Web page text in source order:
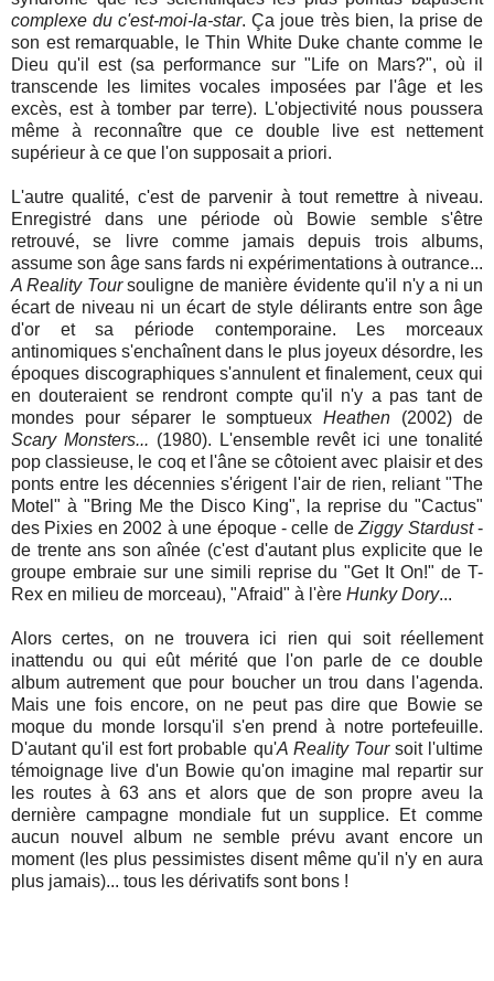
complexe du c'est-moi-la-star. Ça joue très bien, la prise de
son est remarquable, le Thin White Duke chante comme le
Dieu qu'il est (sa performance sur "Life on Mars?", où il
transcende les limites vocales imposées par l'âge et les
excès, est à tomber par terre). L'objectivité nous poussera
même à reconnaître que ce double live est nettement
supérieur à ce que l'on supposait a priori.
L'autre qualité, c'est de parvenir à tout remettre à niveau.
Enregistré dans une période où Bowie semble s'être
retrouvé, se livre comme jamais depuis trois albums,
assume son âge sans fards ni expérimentations à outrance...
A Reality Toursouligne de manière évidente qu'il n'y a ni un
écart de niveau ni un écart de style délirants entre son âge
d'or et sa période contemporaine. Les morceaux
antinomiques s'enchaînent dans le plus joyeux désordre, les
époques discographiques s'annulent et finalement, ceux qui
en douteraient se rendront compte qu'il n'y a pas tant de
mondes pour séparer le somptueuxHeathen (2002) de
Scary Monsters... (1980). L'ensemble revêt ici une tonalité
pop classieuse, le coq et l'âne se côtoient avec plaisir et des
ponts entre les décennies s'érigent l'air de rien, reliant "The
Motel" à "Bring Me the Disco King", la reprise du "Cactus"
des Pixies en 2002 à une époque - celle deZiggy Stardust-
de trente ans son aînée (c'est d'autant plus explicite que le
groupe embraie sur une simili reprise du "Get It On!" de T-
Rex en milieu de morceau), "Afraid" à l'ère Hunky Dory...
Alors certes, on ne trouvera ici rien qui soit réellement
inattendu ou qui eût mérité que l'on parle de ce double
album autrement que pour boucher un trou dans l'agenda.
Mais une fois encore, on ne peut pas dire que Bowie se
moque du monde lorsqu'il s'en prend à notre portefeuille.
D'autant qu'il est fort probable qu'A Reality Toursoit l'ultime
témoignage live d'un Bowie qu'on imagine mal repartir sur
les routes à 63 ans et alors que de son propre aveu la
dernière campagne mondiale fut un supplice. Et comme
aucun nouvel album ne semble prévu avant encore un
moment (les plus pessimistes disent même qu'il n'y en aura
plus jamais)... tous les dérivatifs sont bons !